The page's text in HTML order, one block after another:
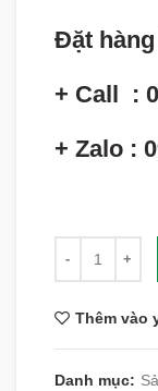
Đặt
+ Call :
+ Zalo :
Thêm vào
Danh mục: